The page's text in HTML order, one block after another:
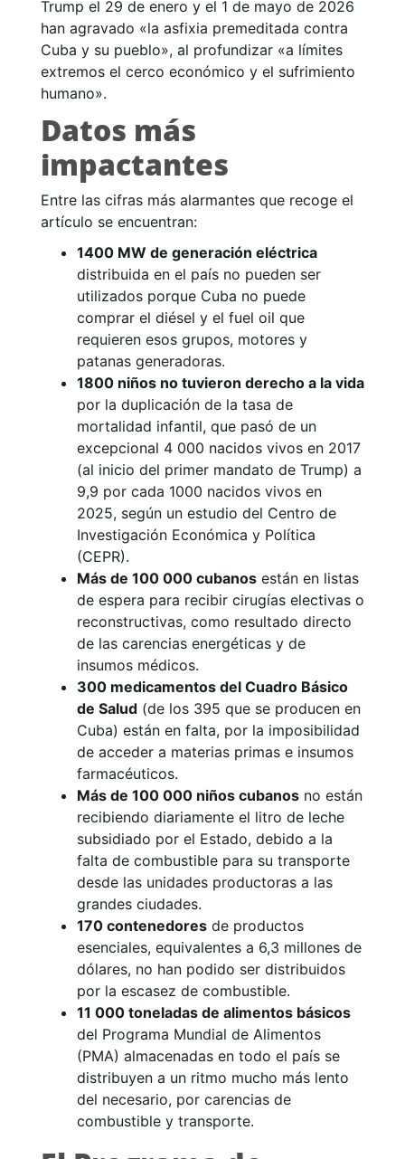
Trump el 29 de enero y el 1 de mayo de 2026
han agravado «la asfixia premeditada contra
Cuba y su pueblo», al profundizar «a límites
extremos el cerco económico y el sufrimiento
humano».
Datos más
impactantes
Entre las cifras más alarmantes que recoge el
artículo se encuentran:
1400 MW de generación eléctrica
distribuida en el país no pueden ser
utilizados porque Cuba no puede
comprar el diésel y el fuel oil que
requieren esos grupos, motores y
patanas generadoras.
1800 niños no tuvieron derecho a la vida
por la duplicación de la tasa de
mortalidad infantil, que pasó de un
excepcional 4 000 nacidos vivos en 2017
(al inicio del primer mandato de Trump) a
9,9 por cada 1000 nacidos vivos en
2025, según un estudio del Centro de
Investigación Económica y Política
(CEPR).
Más de 100 000 cubanos están en listas
de espera para recibir cirugías electivas o
reconstructivas, como resultado directo
de las carencias energéticas y de
insumos médicos.
300 medicamentos del Cuadro Básico
de Salud (de los 395 que se producen en
Cuba) están en falta, por la imposibilidad
de acceder a materias primas e insumos
farmacéuticos.
Más de 100 000 niños cubanos no están
recibiendo diariamente el litro de leche
subsidiado por el Estado, debido a la
falta de combustible para su transporte
desde las unidades productoras a las
grandes ciudades.
170 contenedores de productos
esenciales, equivalentes a 6,3 millones de
dólares, no han podido ser distribuidos
por la escasez de combustible.
11 000 toneladas de alimentos básicos
del Programa Mundial de Alimentos
(PMA) almacenadas en todo el país se
distribuyen a un ritmo mucho más lento
del necesario, por carencias de
combustible y transporte.